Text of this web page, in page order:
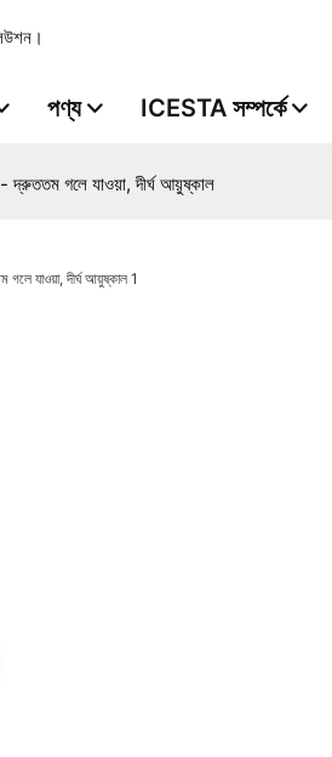
পণ্য ICESTA সম্পর্কে
দ্রুততম গলে যাওয়া, দীর্ঘ আয়ুষ্কাল